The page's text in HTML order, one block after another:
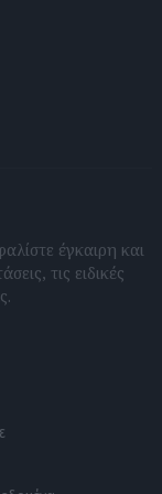
έγκαιρη και
τις ειδικές